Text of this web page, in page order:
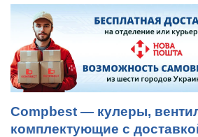
Compbest — кулеры,
комплектующие с